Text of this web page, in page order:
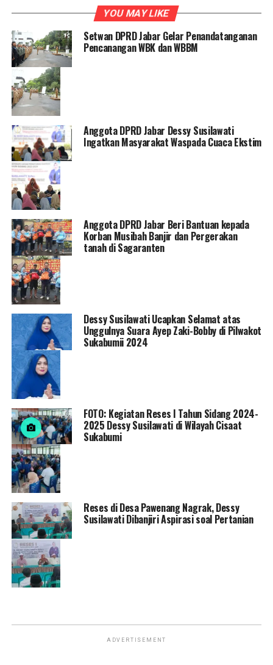
YOU MAY LIKE
Setwan DPRD Jabar Gelar Penandatanganan
Pencanangan WBK dan WBBM
Anggota DPRD Jabar Dessy Susilawati
Ingatkan Masyarakat Waspada Cuaca Ekstim
Anggota DPRD Jabar Beri Bantuan kepada
Korban Musibah Banjir dan Pergerakan
tanah di Sagaranten
Dessy Susilawati Ucapkan Selamat atas
Unggulnya Suara Ayep Zaki-Bobby di Pilwakot
Sukabumii 2024
FOTO: Kegiatan Reses I Tahun Sidang 2024-
2025 Dessy Susilawati di Wilayah Cisaat
Sukabumi
Reses di Desa Pawenang Nagrak, Dessy
Susilawati Dibanjiri Aspirasi soal Pertanian
ADVERTISEMENT